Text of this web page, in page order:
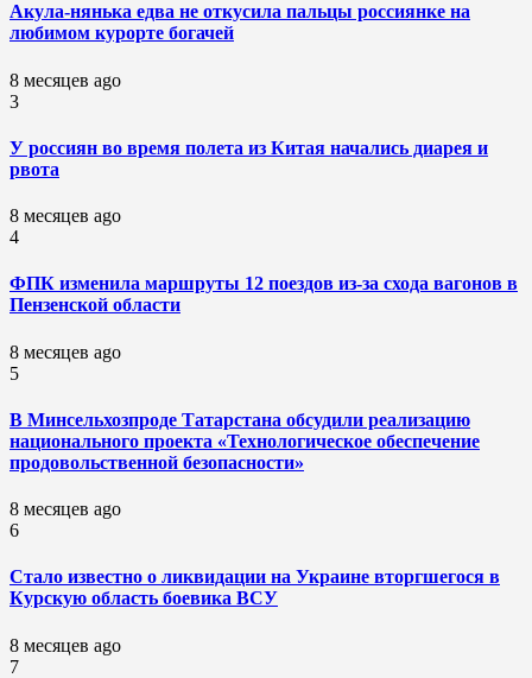
Акула-нянька едва не откусила пальцы россиянке на
любимом курорте богачей
8 месяцев ago
3
У россиян во время полета из Китая начались диарея и
рвота
8 месяцев ago
4
ФПК изменила маршруты 12 поездов из-за схода вагонов в
Пензенской области
8 месяцев ago
5
В Минсельхозпроде Татарстана обсудили реализацию
национального проекта «Технологическое обеспечение
продовольственной безопасности»
8 месяцев ago
6
Стало известно о ликвидации на Украине вторгшегося в
Курскую область боевика ВСУ
8 месяцев ago
7